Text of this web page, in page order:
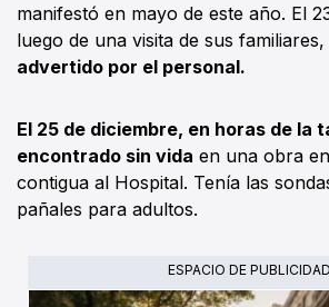
manifestó en mayo de este año. El
luego de una visita de sus familiares,
advertido por el personal.
El 25 de diciembre, en horas de la
encontrado sin vida en una obra
contigua al Hospital. Tenía las
pañales para adultos.
ESPACIO DE PUBLICIDAD